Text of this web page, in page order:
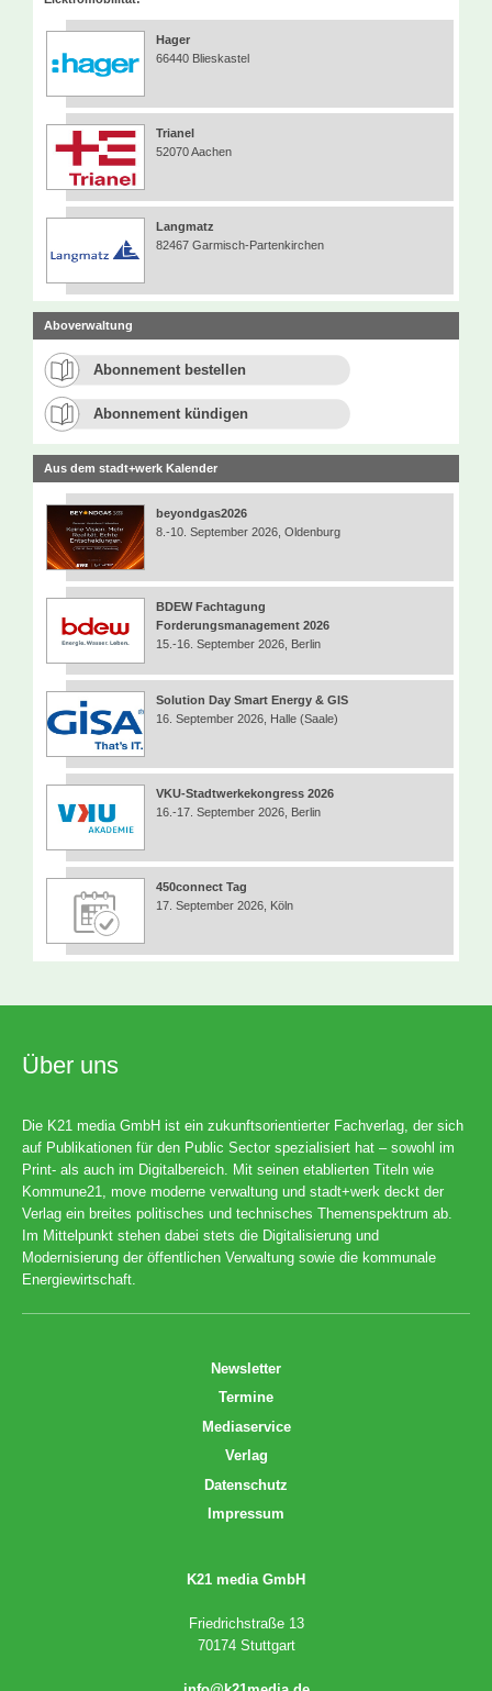
Hager
66440 Blieskastel
Trianel
52070 Aachen
Langmatz
82467 Garmisch-Partenkirchen
Aboverwaltung
Abonnement bestellen
Abonnement kündigen
Aus dem stadt+werk Kalender
beyondgas2026
8.-10. September 2026, Oldenburg
BDEW Fachtagung
Forderungsmanagement 2026
15.-16. September 2026, Berlin
Solution Day Smart Energy & GIS
16. September 2026, Halle (Saale)
VKU-Stadtwerkekongress 2026
16.-17. September 2026, Berlin
450connect Tag
17. September 2026, Köln
Über uns
Die K21 media GmbH ist ein zukunftsorientierter Fachverlag, der sich
auf Publikationen für den Public Sector spezialisiert hat – sowohl im
Print- als auch im Digitalbereich. Mit seinen etablierten Titeln wie
Kommune21, move moderne verwaltung und stadt+werk deckt der
Verlag ein breites politisches und technisches Themenspektrum ab.
Im Mittelpunkt stehen dabei stets die Digitalisierung und
Modernisierung der öffentlichen Verwaltung sowie die kommunale
Energiewirtschaft.
Newsletter
Termine
Mediaservice
Verlag
Datenschutz
Impressum
K21 media GmbH
Friedrichstraße 13
70174 Stuttgart